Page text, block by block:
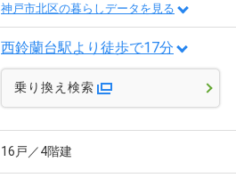
神戸市北区の暮らしデータを見る
西鈴蘭台駅より徒歩で17分
乗り換え検索
16戸／4階建